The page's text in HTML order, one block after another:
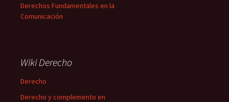
Derechos Fundamentales en la
Comunicación
Wiki Derecho
Derecho
Derecho y complemento en